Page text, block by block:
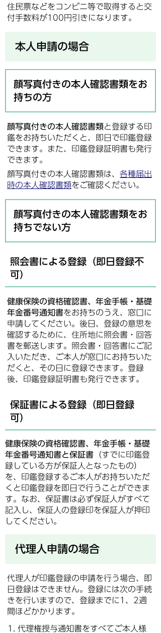
住民票などをコンビニ等で取得すると交
付手数料が100円引きになります。
本人申請の場合
顔写真付きの本人確認書類をお
持ちの方
顔写真付きの本人確認書類と登録する印
鑑をお持ちいただくと、即日で印鑑登録
できます。また、印鑑登録証明書も発行
できます。
顔写真付きの本人確認書類は、 各種届出
時の本人確認書類をご確認ください。
顔写真付きの本人確認書類をお
持ちでない方
照会書による登録（即日登録不
可）
健康保険の資格確認書、年金手帳・基礎
年金番号通知書をお持ちのうえ、窓口に
申請してください。後日、登録の意思を
確認するために、住所地に照会書・回答
書を郵送します。照会書・回答書にご記
入いただき、ご本人が窓口にお持ちいた
だくと、その日に登録できます。登録
後、印鑑登録証明書も発行できます。
保証書による登録（即日登録
可）
健康保険の資格確認書、年金手帳・基礎
年金番号通知書と保証書 （すでに印鑑登
録している方が保証人となったもの）
を、印鑑登録するご本人がお持ちいただ
くと印鑑登録を即日で行うことができま
す。なお、保証書は必ず保証人がすべて
記入し、保証人の登録印を保証人が押印
してください。
代理人申請の場合
代理人が印鑑登録の申請を行う場合、即
日登録はできません。登録には次の手続
きを行いますので、登録までに1、2週
間ほどかかります。
代理権授与通知書をすべてご本人様